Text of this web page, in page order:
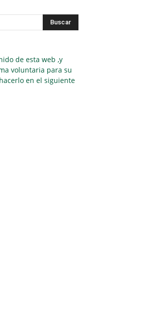
de esta web ,y
voluntaria para su
en el siguiente